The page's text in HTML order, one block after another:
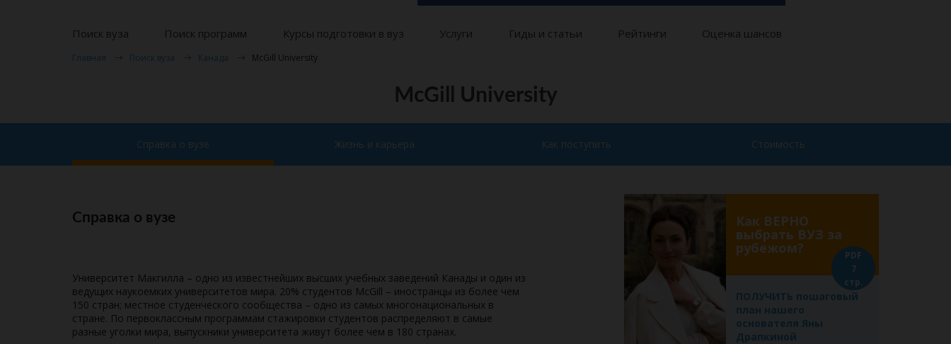
Поиск вуза Поиск программ Курсы подготовки в вуз Услуги Гиды и статьи Рейтинги Оценка шансов
Главная Поиск вуза Канада McGill University
McGill University
Справка о вузе Жизнь и карьера Как поступить Стоимость
Справка о вузе
Университет Макгилла – одно из известнейших высших учебных заведений Канады и один из
ведущих наукоемких университетов мира. 20% студентов McGill – иностранцы из более чем
150 стран; местное студенческого сообщества – одно из самых многонациональных в
стране. По первоклассным программам стажировки студентов распределяют в самые
разные уголки мира, выпускники университета живут более чем в 180 странах.
Как ВЕРНО
выбрать ВУЗ за
рубежом?
ПОЛУЧИТЬ пошаговый
план нашего
основателя Яны
Драпкиной
PDF
7
стр.